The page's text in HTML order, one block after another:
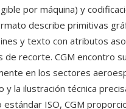
por máquina) y
describe primitivas
y texto con atributos
recorte. CGM encontro
en los sectores
la ilustración técnica
ISO, CGM